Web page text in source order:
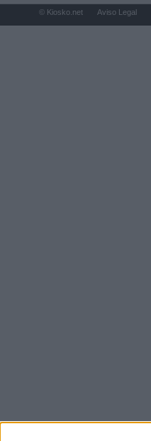
© Kiosko.net Aviso Legal